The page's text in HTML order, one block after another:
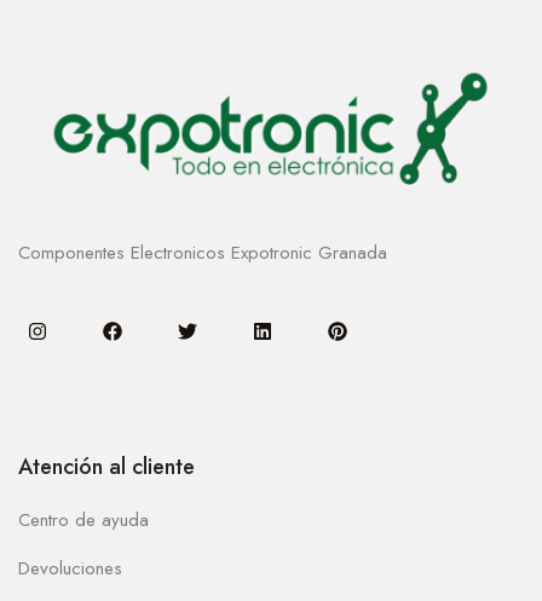
Componentes Electronicos Expotronic Granada
Atención al cliente
Centro de ayuda
Devoluciones